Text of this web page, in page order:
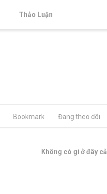
Thảo Luận
Bookmark Đang theo dõi
Không có gì ở đây cả